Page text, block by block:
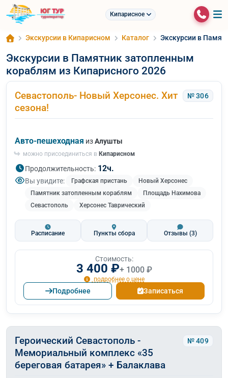
Кипарисное
Экскурсии в Кипарисном Каталог Экскурсии в
Экскурсии в Памятник затопленным
кораблям из Кипарисного 2026
Севастополь- Новый Херсонес. Хит
сезона!
№ 306
Авто-пешеходная изАлушты
можно присоединиться в Кипарисном
Продолжительность: 12ч.
Вы увидите: Графская пристань
Новый Херсонес
Памятник затопленным кораблям
Площадь Нахимова
Севастополь
Херсонес Таврический
Расписание Пункты сбора Отзывы (3)
Стоимость:
3 400 ₽+ 1000 ₽
подробнее о цене
Подробнее Записаться
Героический Севастополь -
Мемориальный комплекс «35
береговая батарея» + Балаклава
№ 409